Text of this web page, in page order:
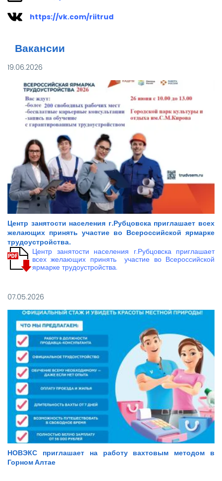
https://vk.com/riitrud
Вакансии
19.06.2026
Центр занятости населения г.Рубцовска приглашает всех
желающих принять участие во Всероссийской ярмарке
трудоустройства.
Центр занятости населения г.Рубцовска приглашает
всех желающих принять участие во Всероссийской
ярмарке трудоустройства.
07.05.2026
НОВЭКС приглашает на работу вахтовым методом в
Горном Алтае